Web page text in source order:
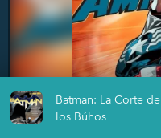
Batman: La Corte de
los Búhos